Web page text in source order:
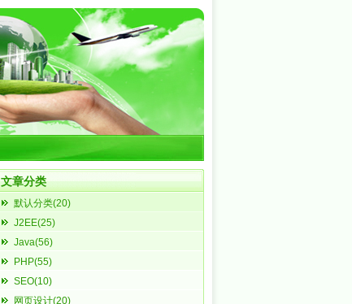
文章分类
默认分类(20)
J2EE(25)
Java(56)
PHP(55)
SEO(10)
网页设计(20)